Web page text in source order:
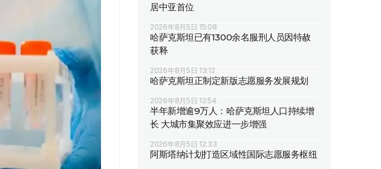
居中亚首位
2026年8月5日 15:08
哈萨克斯坦已有1300余名服刑人员因特赦
获释
2026年8月5日 13:12
哈萨克斯坦正制定新版志愿服务发展规划
2026年8月5日 12:54
半年新增逾9万人：哈萨克斯坦人口持续增
长 大城市集聚效应进一步增强
2026年8月5日 12:33
阿斯塔纳计划打造区域性国际志愿服务枢纽